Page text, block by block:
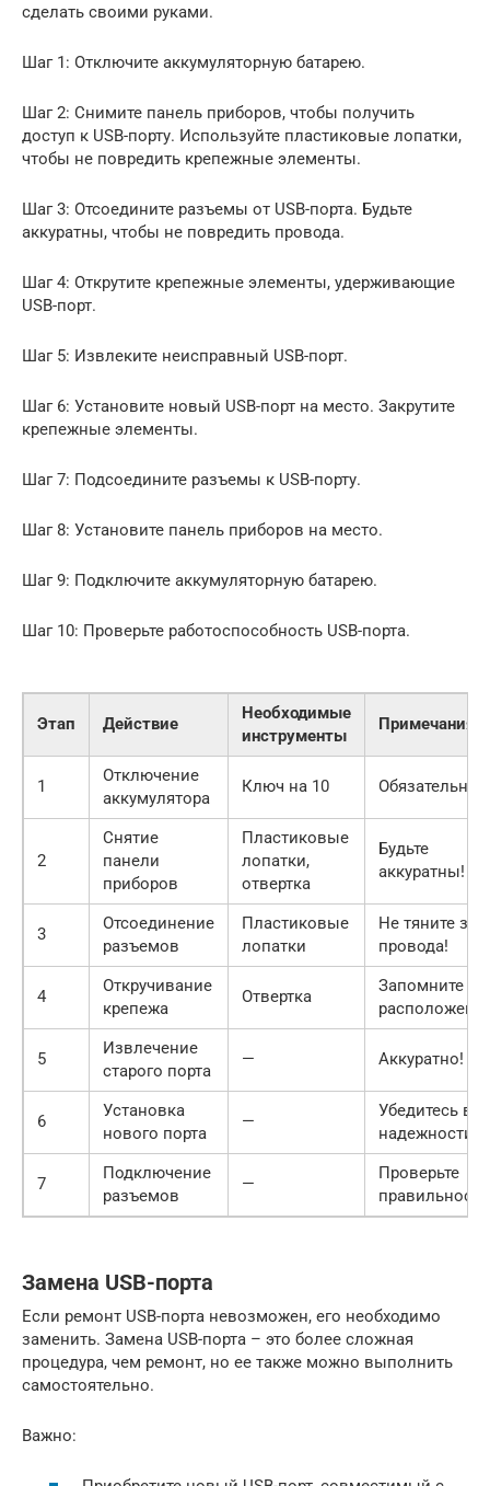
сделать своими руками.
Шаг 1: Отключите аккумуляторную батарею.
Шаг 2: Снимите панель приборов, чтобы получить
доступ к USB-порту. Используйте пластиковые лопатки,
чтобы не повредить крепежные элементы.
Шаг 3: Отсоедините разъемы от USB-порта. Будьте
аккуратны, чтобы не повредить провода.
Шаг 4: Открутите крепежные элементы, удерживающие
USB-порт.
Шаг 5: Извлеките неисправный USB-порт.
Шаг 6: Установите новый USB-порт на место. Закрутите
крепежные элементы.
Шаг 7: Подсоедините разъемы к USB-порту.
Шаг 8: Установите панель приборов на место.
Шаг 9: Подключите аккумуляторную батарею.
Шаг 10: Проверьте работоспособность USB-порта.
Этап Действие
Необходимые
инструменты
Примечания
1
Отключение
аккумулятора
Ключ на 10 Обязательно!
2
Снятие
панели
приборов
Пластиковые
лопатки,
отвертка
Будьте
аккуратны!
3
Отсоединение
разъемов
Пластиковые
лопатки
Не тяните за
провода!
4
Откручивание
крепежа
Отвертка
Запомните
5
Извлечение
старого порта
— Аккуратно!
6
Установка
нового порта
—
Убедитесь в
надежности!
7
Подключение
разъемов
—
Проверьте
Замена USB-порта
Если ремонт USB-порта невозможен, его необходимо
заменить. Замена USB-порта – это более сложная
процедура, чем ремонт, но ее также можно выполнить
самостоятельно.
Важно: